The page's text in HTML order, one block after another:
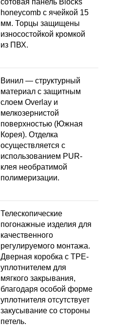
honeycomb с ячейкой 15
мм. Торцы защищены
износостойкой кромкой
из ПВХ.
Винил — структурный
материал с защитным
слоем Overlay и
мелкозернистой
поверхностью (Южная
Корея). Отделка
осуществляется с
использованием PUR-
клея необратимой
полимеризации.
Телескопические
погонажные изделия для
качественного
регулируемого монтажа.
Дверная коробка с TPE-
уплотнителем для
мягкого закрывания,
благодаря особой форме
уплотнителя отсутствует
закусывание со стороны
петель.